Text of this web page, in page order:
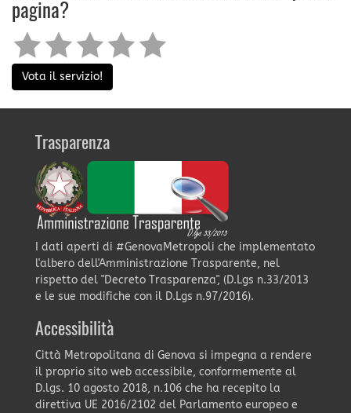
pagina?
Vota il servizio!
Trasparenza
I dati aperti di #GenovaMetropoli che implementato
l'albero dell'Amministrazione Trasparente, nel
rispetto del "Decreto Trasparenza", (D.Lgs n.33/2013
e le sue modifiche con il D.Lgs n.97/2016).
Accessibilità
Città Metropolitana di Genova si impegna a rendere
il proprio sito web accessibile, conformemente al
D.lgs. 10 agosto 2018, n.106 che ha recepito la
direttiva UE 2016/2102 del Parlamento europeo e